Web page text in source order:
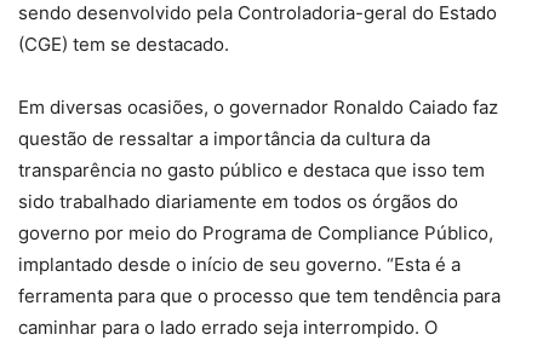
sendo desenvolvido pela Controladoria-geral do Estado
(CGE) tem se destacado.
Em diversas ocasiões, o governador Ronaldo Caiado faz
questão de ressaltar a importância da cultura da
transparência no gasto público e destaca que isso tem
sido trabalhado diariamente em todos os órgãos do
governo por meio do Programa de Compliance Público,
implantado desde o início de seu governo. “Esta é a
ferramenta para que o processo que tem tendência para
caminhar para o lado errado seja interrompido. O